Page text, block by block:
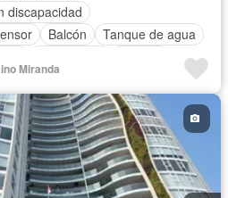
discapacidad
Balcón
Tanque de agua
Miranda